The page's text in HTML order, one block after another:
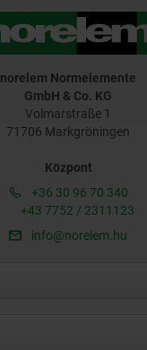
norelem Normelemente
GmbH & Co. KG
Volmarstraße 1
71706 Markgröningen
Központ
+36 30 96 70 340
+43 7752 / 2311123
info@norelem.hu